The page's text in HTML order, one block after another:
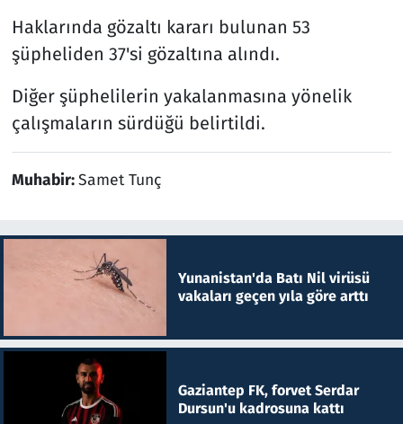
Haklarında gözaltı kararı bulunan 53
şüpheliden 37'si gözaltına alındı.
Diğer şüphelilerin yakalanmasına yönelik
çalışmaların sürdüğü belirtildi.
Muhabir:Samet Tunç
Yunanistan'da Batı Nil virüsü
vakaları geçen yıla göre arttı
Gaziantep FK, forvet Serdar
Dursun'u kadrosuna kattı